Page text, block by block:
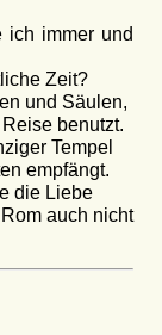
ich immer und
Zeit?
und Säulen,
benutzt.
Tempel
empfängt.
die Liebe
auch nicht